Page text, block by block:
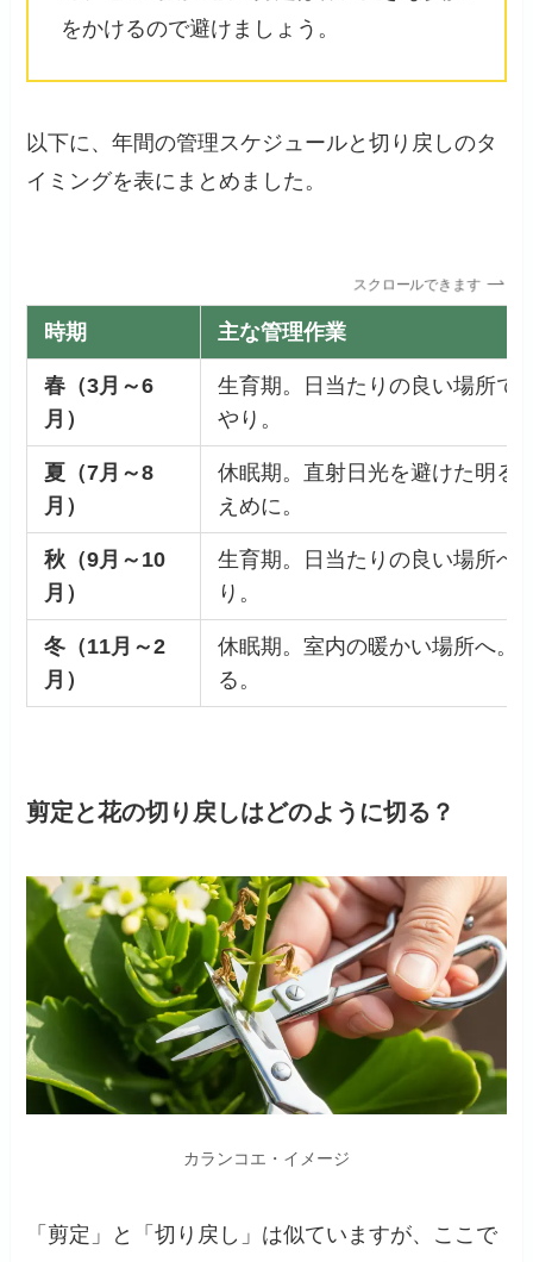
をかけるので避けましょう。
以下に、年間の管理スケジュールと切り戻しのタ
イミングを表にまとめました。
スクロールできます
時期 主な管理作業
春（3月～6
月）
生育期。日当たりの良い場所で
やり。
夏（7月～8
月）
休眠期。直射日光を避けた明る
えめに。
秋（9月～10
月）
生育期。日当たりの良い場所へ
り。
冬（11月～2
月）
休眠期。室内の暖かい場所へ。
る。
剪定と花の切り戻しはどのように切る？
カランコエ・イメージ
「剪定」と「切り戻し」は似ていますが、ここで